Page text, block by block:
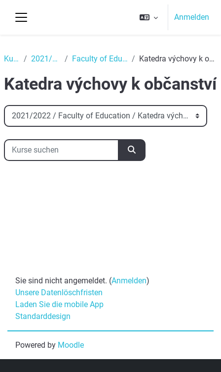
Anmelden
Kurse 2021/2022 Faculty of Education Katedra výchovy k občanství
Katedra výchovy k občanství
Kursbereiche
Kurse suchen
Kurse suchen
Sie sind nicht angemeldet. (Anmelden)
Unsere Datenlöschfristen
Laden Sie die mobile App
Standarddesign
Powered by Moodle